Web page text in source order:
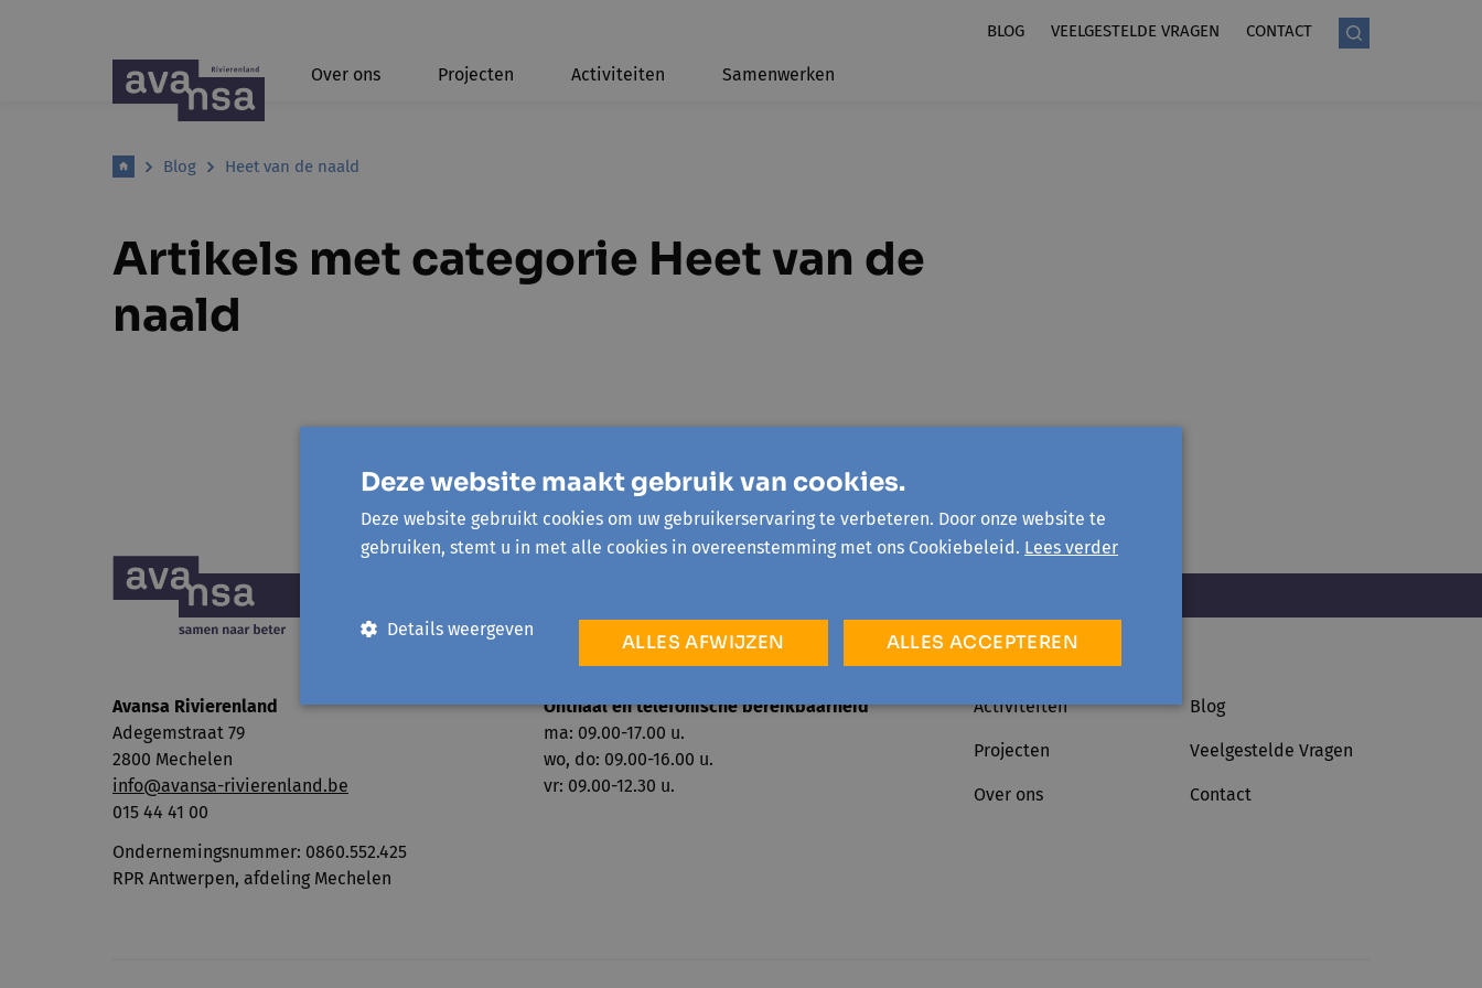
BLOG VEELGESTELDE VRAGEN CONTACT
Over ons Projecten Activiteiten Samenwerken
Blog Heet van de naald
Artikels met categorie Heet van de
naald
Avansa Rivierenland
Adegemstraat 79
2800 Mechelen
info@avansa-rivierenland.be
015 44 41 00
Ondernemingsnummer: 0860.552.425
RPR Antwerpen, afdeling Mechelen
Onthaal en telefonische bereikbaarheid
ma: 09.00-17.00 u.
wo, do: 09.00-16.00 u.
vr: 09.00-12.30 u.
Activiteiten
Projecten
Over ons
Blog
Veelgestelde Vragen
Contact
Deze website maakt gebruik van cookies.
Deze website gebruikt cookies om uw gebruikerservaring te verbeteren. Door onze website te
gebruiken, stemt u in met alle cookies in overeenstemming met ons Cookiebeleid. Lees verder
ALLES ACCEPTEREN
ALLES AFWIJZEN
Details weergeven